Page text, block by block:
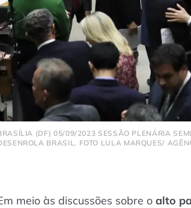
(DF) 05/09/2023 SESSÃO PLENÁRIA
BRASIL. FOTO LULA MARQUES/
meio às discussões sobre o alto